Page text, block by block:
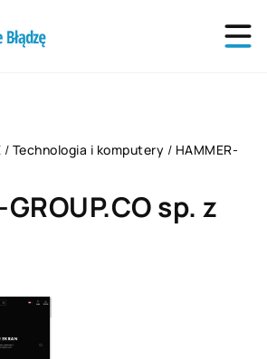
/ Technologia i komputery / HAMMER-
sp. z